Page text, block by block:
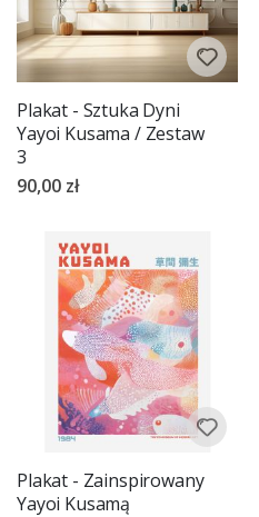
Plakat - Sztuka Dyni
Yayoi Kusama / Zestaw
3
90,00 zł
Plakat - Zainspirowany
Yayoi Kusamą